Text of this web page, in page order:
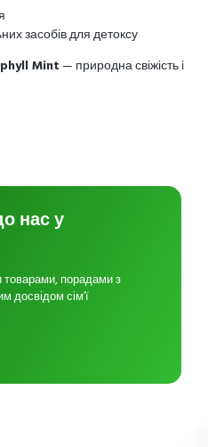
засобів для детоксу
Mint— природна свіжість і
нас у
порадами з
досвідом сім’ї